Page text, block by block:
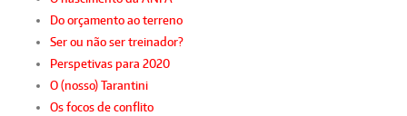
Do orçamento ao terreno
Ser ou não ser treinador?
Perspetivas para 2020
O (nosso) Tarantini
Os focos de conflito